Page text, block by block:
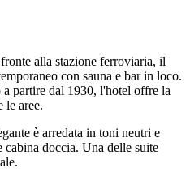
alla stazione ferroviaria, il
con sauna e bar in loco.
partire dal 1930, l'hotel offre la
le aree.
è arredata in toni neutri e
doccia. Una delle suite